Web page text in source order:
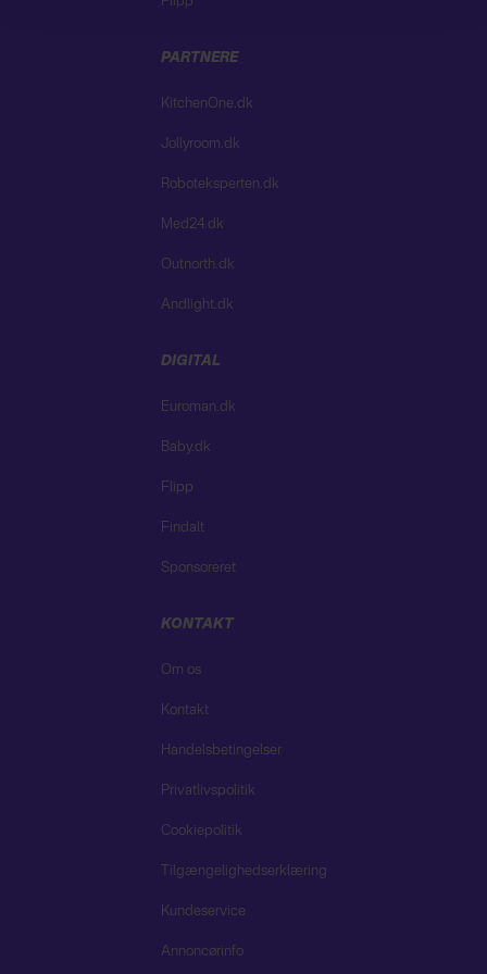
PARTNERE
KitchenOne.dk
Jollyroom.dk
Roboteksperten.dk
Med24.dk
Outnorth.dk
Andlight.dk
DIGITAL
Euroman.dk
Baby.dk
Flipp
Findalt
Sponsoreret
KONTAKT
Om os
Kontakt
Handelsbetingelser
Privatlivspolitik
Cookiepolitik
Tilgængelighedserklæring
Kundeservice
Annoncørinfo